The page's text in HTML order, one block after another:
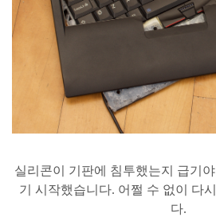
실리콘이 기판에 침투했는지 급기야
기
시작했습니다. 어쩔 수 없이 다시
다.